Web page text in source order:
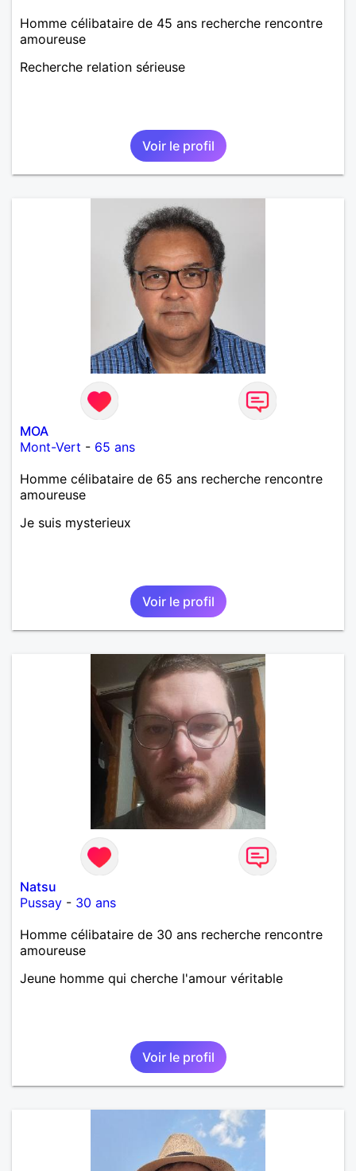
Homme célibataire de 45 ans recherche rencontre
amoureuse
Recherche relation sérieuse
Voir le profil
MOA
Mont-Vert - 65 ans
Homme célibataire de 65 ans recherche rencontre
amoureuse
Je suis mysterieux
Voir le profil
Natsu
Pussay - 30 ans
Homme célibataire de 30 ans recherche rencontre
amoureuse
Jeune homme qui cherche l'amour véritable
Voir le profil